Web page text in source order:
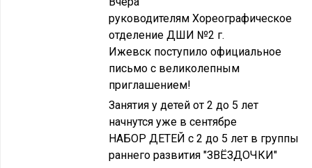
руководителям Хореографическое
отделение ДШИ №2 г.
Ижевск поступило официальное
письмо с великолепным
приглашением!
Занятия у детей от 2 до 5 лет
начнутся уже в сентябре
НАБОР ДЕТЕЙ с 2 до 5 лет в группы
раннего развития "ЗВЁЗДОЧКИ"